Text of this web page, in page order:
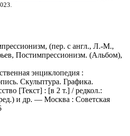
(пер. с англ., Л.-М.,
Постимпрессионизм. (Альбом),
энциклопедия :
Скульптура. Графика.
[Текст] : [в 2 т.] / редкол.:
и др. — Москва : Советская